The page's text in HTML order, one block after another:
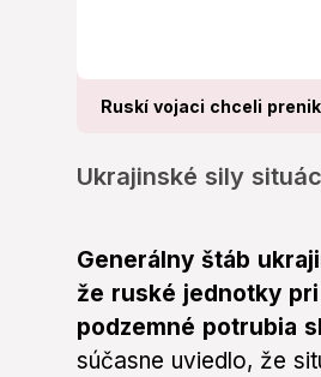
Ruskí vojaci chceli
Ukrajinské sily
Generálny štáb
že ruské jednotky
podzemné potrubia
súčasne uviedlo, že